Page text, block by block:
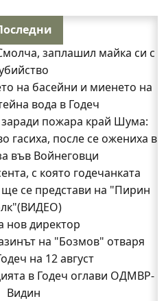
заплашил майка си с
на басейни и миенето на
вода в Годеч
заради пожара край Шума:
гасиха, после се ожениха в
във Войнеговци
с която годечанката
се представи на "Пирин
нов директор
на "Бозмов" отваря
на 12 август
в Годеч оглави ОДМВР-
Видин